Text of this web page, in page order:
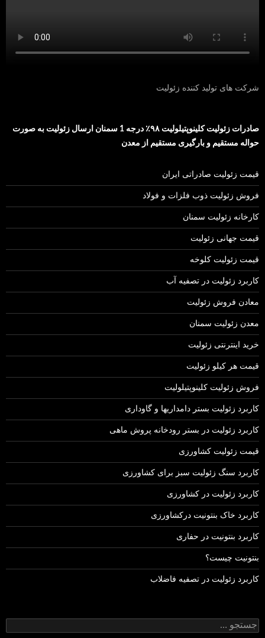
شرکت های تولید کننده زئولیت
صادرات زئولیت کلینوپتیلولیت ۹۸٪ درجه 1 سمنان ارسال زئولیت به صورت
حواله مستقیم و بارگیری مستقیم از معدن
قیمت زئولیت صادراتی ایران
فروش زئولیت ذوب فلزات و فولاد
کارخانه زئولیت سمنان
قیمت جهانی زئولیت
قیمت زئولیت کلوخه
کاربرد زئولیت در تصفیه آب
معادن فروش زئولیت
معدن زئولیت سمنان
خرید اینترنتی زئولیت
قیمت هر کیلو زئولیت
فروش زئولیت کلینوپتیلولیت
کاربرد زئولیت بستر دامداریها و گاوداری
کاربرد زئولیت در بستر رودخانه پروش ماهی
قیمت زئولیت کشاورزی
کاربرد سنگ زئولیت سبز برای کشاورزی
کاربرد زئولیت در کشاورزی
کاربرد خاک بنتونیت درکشاورزی
کاربرد بنتونیت در حفاری
بنتونیت چیست؟
کاربرد زئولیت در تصفیه فاضلاب
جستجو
برای: